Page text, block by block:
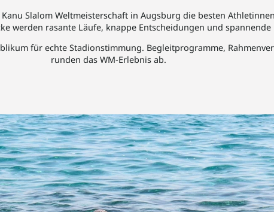
Kanu Slalom Weltmeisterschaft in Augsburg die besten
werden rasante Läufe, knappe Entscheidungen und
für echte Stadionstimmung. Begleitprogramme,
runden das WM-Erlebnis ab.